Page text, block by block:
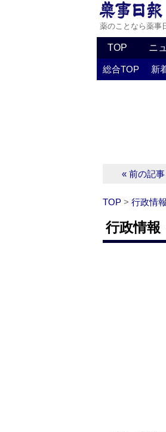
薬のことなら薬事
TOP ニ
総合TOP 新
« 前の記事
TOP > 行政情
行政情